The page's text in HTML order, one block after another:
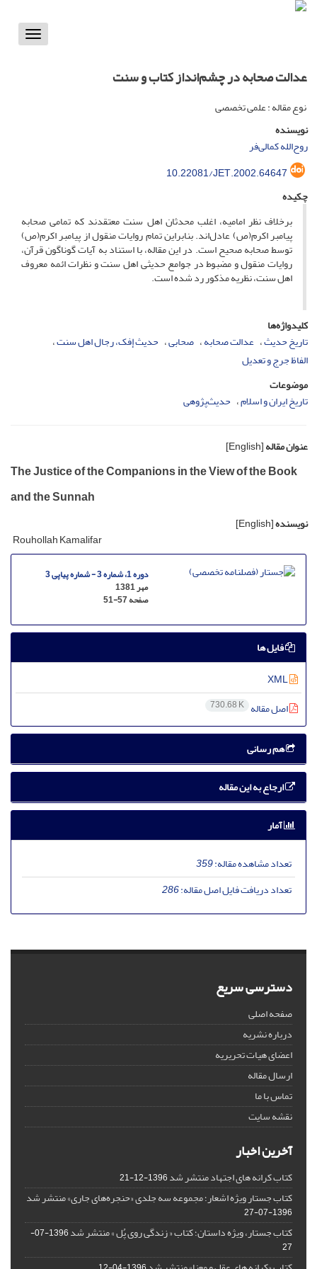
Toggle
عدالت صحابه در چشم‌انداز کتاب و سنت
نوع مقاله : علمی تخصصی
نویسنده
روح‌الله کمالی‌فر
10.22081/JET.2002.64647
چکیده
برخلاف نظر امامیه، اغلب محدثان اهل سنت معتقدند که تمامی صحابه
پیامبر اکرم(ص) عادل‌اند. بنابراین تمام روایات منقول از پیامبر اکرم(ص)
توسط صحابه صحیح است. در این مقاله، با استناد به آیات گوناگون قرآن،
روایات منقول و مضبوط در جوامع حدیثی اهل سنت و نظرات ائمه معروف
اهل سنت، نظریه مذکور رد شده است.
کلیدواژه‌ها
تاریخ حدیث عدالت صحابه صحابی حدیث إفک، رجال اهل سنت
الفاظ جرج و تعدیل
موضوعات
تاریخ ایران و اسلام حدیث‌پژوهی
عنوان مقاله[English]
The Justice of the Companions in the View of the Book
and the Sunnah
نویسنده[English]
Rouhollah Kamalifar
دوره 1، شماره 3 - شماره پیاپی 3
مهر 1381
صفحه51-57
فایل ها
اصل مقاله 730.68 K
هم رسانی
ارجاع به این مقاله
آمار
تعداد مشاهده مقاله:359
تعداد دریافت فایل اصل مقاله:286
دسترسی سریع
صفحه اصلی
درباره نشریه
اعضای هیات تحریریه
ارسال مقاله
تماس با ما
نقشه سایت
آخرین اخبار
کتاب کرانه های اجتهاد منتشر شد1396-12-21
کتاب جستار ویژه اشعار؛ مجموعه سه جلدی «حنجره‌های جاری» منتشر شد
1396-07-27
کتاب جستار، ویژه داستان؛ کتاب « زندگی روی پُل » منتشر شد
1396-07-
27